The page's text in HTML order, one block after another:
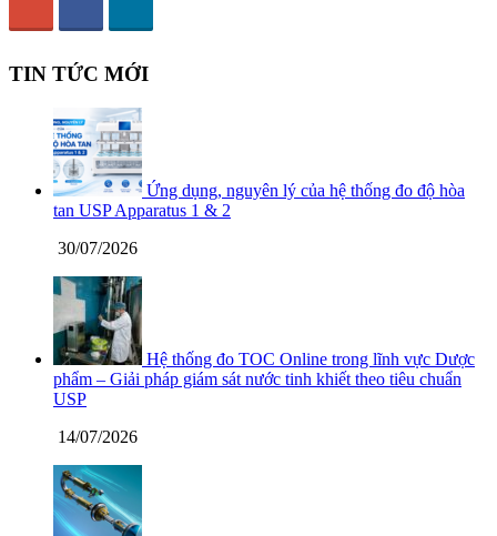
TIN TỨC MỚI
Ứng dụng, nguyên lý của hệ thống đo độ hòa
tan USP Apparatus 1 & 2
30/07/2026
Hệ thống đo TOC Online trong lĩnh vực Dược
phẩm – Giải pháp giám sát nước tinh khiết theo tiêu chuẩn
USP
14/07/2026